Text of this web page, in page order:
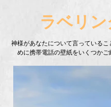
ラベリ
神様があなたについて言っているこ
めに携帯電話の壁紙をいくつかご